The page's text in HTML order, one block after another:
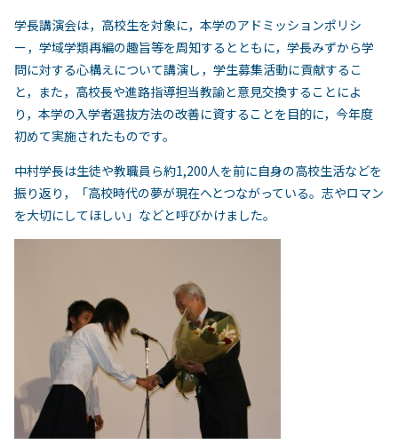
学長講演会は，高校生を対象に，本学のアドミッションポリシ
ー，学域学類再編の趣旨等を周知するとともに，学長みずから学
問に対する心構えについて講演し，学生募集活動に貢献するこ
と，また，高校長や進路指導担当教諭と意見交換することによ
り，本学の入学者選抜方法の改善に資することを目的に，今年度
初めて実施されたものです。
中村学長は生徒や教職員ら約1,200人を前に自身の高校生活などを
振り返り，「高校時代の夢が現在へとつながっている。志やロマン
を大切にしてほしい」などと呼びかけました。